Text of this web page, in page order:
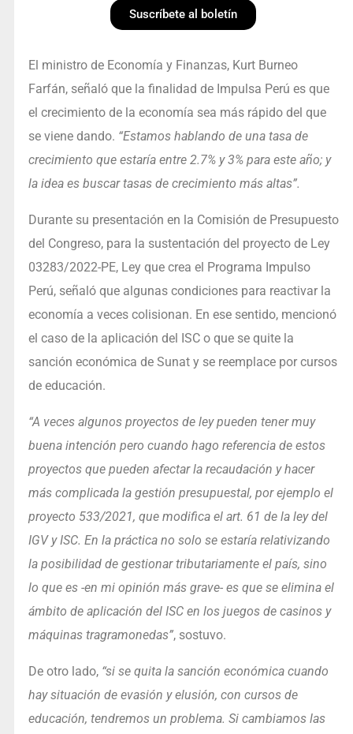
Suscríbete al boletín
El ministro de Economía y Finanzas, Kurt Burneo
Farfán, señaló que la finalidad de Impulsa Perú es que
el crecimiento de la economía sea más rápido del que
se viene dando. “Estamos hablando de una tasa de
crecimiento que estaría entre 2.7% y 3% para este año; y
la idea es buscar tasas de crecimiento más altas”.
Durante su presentación en la Comisión de Presupuesto
del Congreso, para la sustentación del proyecto de Ley
03283/2022-PE, Ley que crea el Programa Impulso
Perú, señaló que algunas condiciones para reactivar la
economía a veces colisionan. En ese sentido, mencionó
el caso de la aplicación del ISC o que se quite la
sanción económica de Sunat y se reemplace por cursos
de educación.
“A veces algunos proyectos de ley pueden tener muy
buena intención pero cuando hago referencia de estos
proyectos que pueden afectar la recaudación y hacer
más complicada la gestión presupuestal, por ejemplo el
proyecto 533/2021, que modifica el art. 61 de la ley del
IGV y ISC. En la práctica no solo se estaría relativizando
la posibilidad de gestionar tributariamente el país, sino
lo que es -en mi opinión más grave- es que se elimina el
ámbito de aplicación del ISC en los juegos de casinos y
máquinas tragramonedas”, sostuvo.
De otro lado, “si se quita la sanción económica cuando
hay situación de evasión y elusión, con cursos de
educación, tendremos un problema. Si cambiamos las